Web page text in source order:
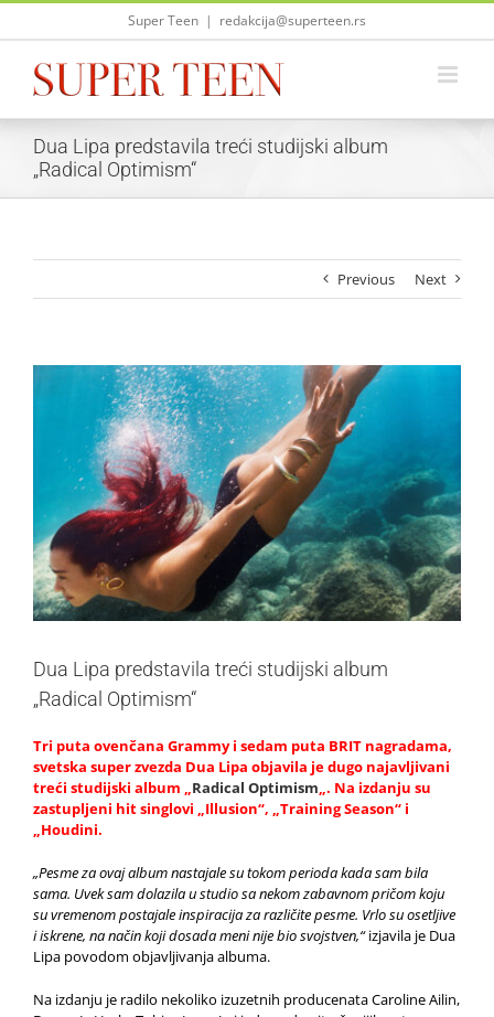
Skip
Super Teen | redakcija@superteen.rs
Dua Lipa predstavila treći studijski album
„Radical Optimism“
Previous Next
Dua Lipa predstavila treći studijski album
„Radical Optimism“
Tri puta ovenčana Grammy i sedam puta BRIT nagradama,
svetska super zvezda Dua Lipa objavila je dugo najavljivani
treći studijski album „Radical Optimism„. Na izdanju su
zastupljeni hit singlovi „Illusion“, „Training Season“ i
„Houdini.
„Pesme za ovaj album nastajale su tokom perioda kada sam bila
sama. Uvek sam dolazila u studio sa nekom zabavnom pričom koju
su vremenom postajale inspiracija za različite pesme. Vrlo su osetljive
i iskrene, na način koji dosada meni nije bio svojstven,“izjavila je Dua
Lipa povodom objavljivanja albuma.
Na izdanju je radilo nekoliko izuzetnih producenata Caroline Ailin,